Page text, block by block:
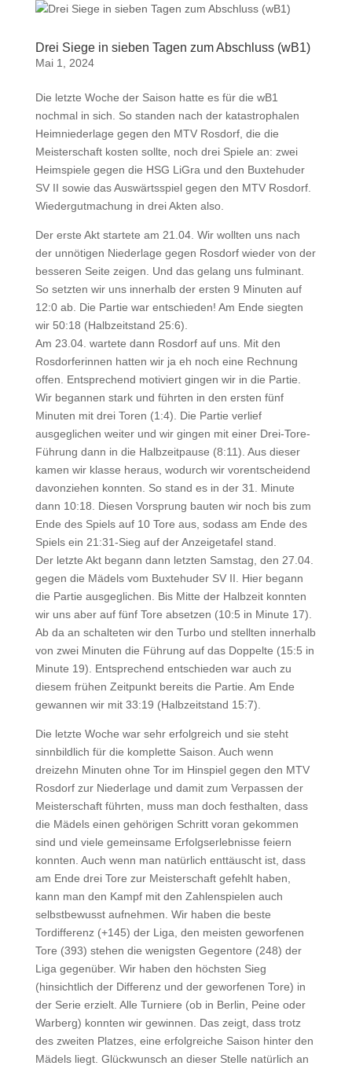
Drei Siege in sieben Tagen zum Abschluss (wB1)
Mai 1, 2024
Die letzte Woche der Saison hatte es für die wB1
nochmal in sich. So standen nach der katastrophalen
Heimniederlage gegen den MTV Rosdorf, die die
Meisterschaft kosten sollte, noch drei Spiele an: zwei
Heimspiele gegen die HSG LiGra und den Buxtehuder
SV II sowie das Auswärtsspiel gegen den MTV Rosdorf.
Wiedergutmachung in drei Akten also.
Der erste Akt startete am 21.04. Wir wollten uns nach
der unnötigen Niederlage gegen Rosdorf wieder von der
besseren Seite zeigen. Und das gelang uns fulminant.
So setzten wir uns innerhalb der ersten 9 Minuten auf
12:0 ab. Die Partie war entschieden! Am Ende siegten
wir 50:18 (Halbzeitstand 25:6).
Am 23.04. wartete dann Rosdorf auf uns. Mit den
Rosdorferinnen hatten wir ja eh noch eine Rechnung
offen. Entsprechend motiviert gingen wir in die Partie.
Wir begannen stark und führten in den ersten fünf
Minuten mit drei Toren (1:4). Die Partie verlief
ausgeglichen weiter und wir gingen mit einer Drei-Tore-
Führung dann in die Halbzeitpause (8:11). Aus dieser
kamen wir klasse heraus, wodurch wir vorentscheidend
davonziehen konnten. So stand es in der 31. Minute
dann 10:18. Diesen Vorsprung bauten wir noch bis zum
Ende des Spiels auf 10 Tore aus, sodass am Ende des
Spiels ein 21:31-Sieg auf der Anzeigetafel stand.
Der letzte Akt begann dann letzten Samstag, den 27.04.
gegen die Mädels vom Buxtehuder SV II. Hier begann
die Partie ausgeglichen. Bis Mitte der Halbzeit konnten
wir uns aber auf fünf Tore absetzen (10:5 in Minute 17).
Ab da an schalteten wir den Turbo und stellten innerhalb
von zwei Minuten die Führung auf das Doppelte (15:5 in
Minute 19). Entsprechend entschieden war auch zu
diesem frühen Zeitpunkt bereits die Partie. Am Ende
gewannen wir mit 33:19 (Halbzeitstand 15:7).
Die letzte Woche war sehr erfolgreich und sie steht
sinnbildlich für die komplette Saison. Auch wenn
dreizehn Minuten ohne Tor im Hinspiel gegen den MTV
Rosdorf zur Niederlage und damit zum Verpassen der
Meisterschaft führten, muss man doch festhalten, dass
die Mädels einen gehörigen Schritt voran gekommen
sind und viele gemeinsame Erfolgserlebnisse feiern
konnten. Auch wenn man natürlich enttäuscht ist, dass
am Ende drei Tore zur Meisterschaft gefehlt haben,
kann man den Kampf mit den Zahlenspielen auch
selbstbewusst aufnehmen. Wir haben die beste
Tordifferenz (+145) der Liga, den meisten geworfenen
Tore (393) stehen die wenigsten Gegentore (248) der
Liga gegenüber. Wir haben den höchsten Sieg
(hinsichtlich der Differenz und der geworfenen Tore) in
der Serie erzielt. Alle Turniere (ob in Berlin, Peine oder
Warberg) konnten wir gewinnen. Das zeigt, dass trotz
des zweiten Platzes, eine erfolgreiche Saison hinter den
Mädels liegt. Glückwunsch an dieser Stelle natürlich an